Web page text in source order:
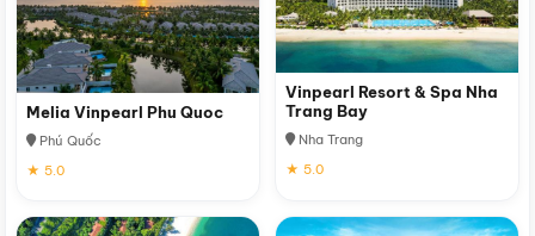
Melia Vinpearl Phu Quoc
Phú Quốc
★ 5.0
Vinpearl Resort & Spa Nha
Trang Bay
Nha Trang
★ 5.0